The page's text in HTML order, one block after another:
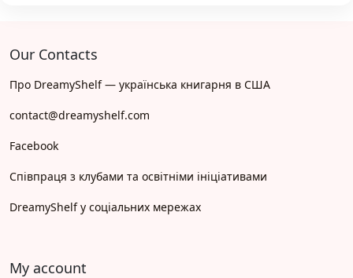
Our Contacts
Про DreamyShelf — українська книгарня в США
contact@dreamyshelf.com
Facebook
Співпраця з клубами та освітніми ініціативами
DreamyShelf у соціальних мережах
My account